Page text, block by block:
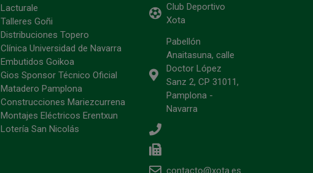
Lacturale
Talleres Goñi
Distribuciones Topero
Clínica Universidad de Navarra
Embutidos Goikoa
Gios Sponsor Técnico Oficial
Matadero Pamplona
Construcciones Mariezcurrena
Montajes Eléctricos Erentxun
Lotería San Nicolás
Club Deportivo
Xota
Pabellón
Anaitasuna, calle
Doctor López
Sanz 2, CP 31011,
Pamplona -
Navarra
contacto@xota.es